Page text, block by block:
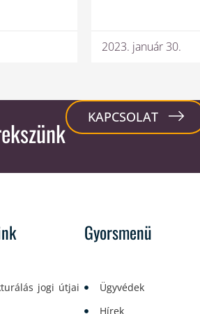
2023. január 30.
KAPCSOLAT
jogi útjai
Gyorsmenü
Ügyvédek
Hírek